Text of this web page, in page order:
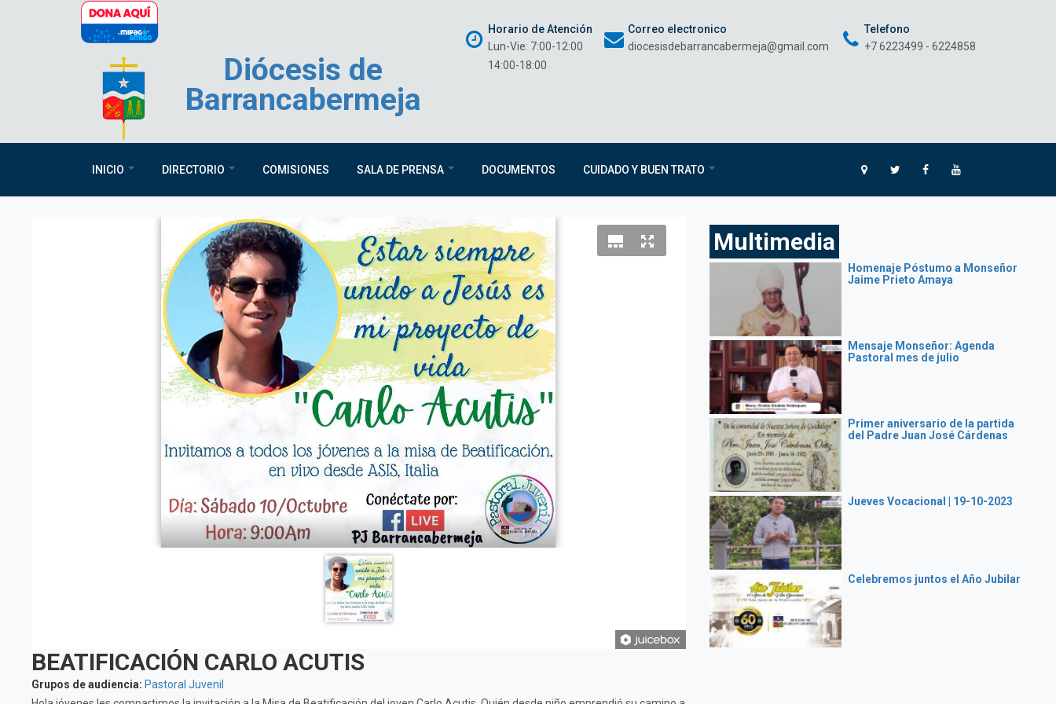
Pasar al contenido principal
Diócesis de
Barrancabermeja
Horario de Atención
Lun-Vie: 7:00-12:00
14:00-18:00
Correo electronico
diocesisdebarrancabermeja@gmail.com
Telefono
+7 6223499 - 6224858
INICIO DIRECTORIO COMISIONES SALA DE PRENSA DOCUMENTOS CUIDADO Y BUEN TRATO
1 / 1
BEATIFICACIÓN CARLO ACUTIS
Grupos de audiencia: Pastoral Juvenil
Multimedia
Homenaje Póstumo a Monseñor
Jaime Prieto Amaya
Mensaje Monseñor: Agenda
Pastoral mes de julio
Primer aniversario de la partida
del Padre Juan José Cárdenas
Jueves Vocacional | 19-10-2023
Celebremos juntos el Año Jubilar